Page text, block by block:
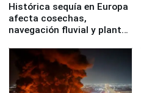
Histórica sequía en Europa
afecta cosechas,
navegación fluvial y plantas